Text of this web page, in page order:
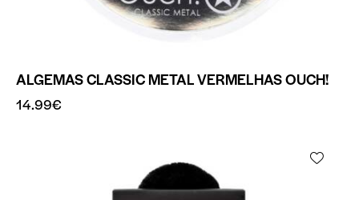
ALGEMAS CLASSIC METAL VERMELHAS OUCH!
14.99€